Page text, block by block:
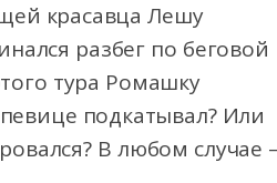
красавца Лешу
разбег по беговой
тура Ромашку
подкатывал? Или
В любом случае